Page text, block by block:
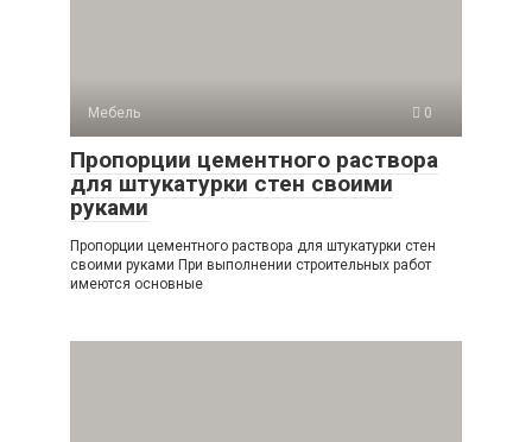
Мебель 0
Пропорции цементного раствора
для штукатурки стен своими
руками
Пропорции цементного раствора для штукатурки стен
своими руками При выполнении строительных работ
имеются основные